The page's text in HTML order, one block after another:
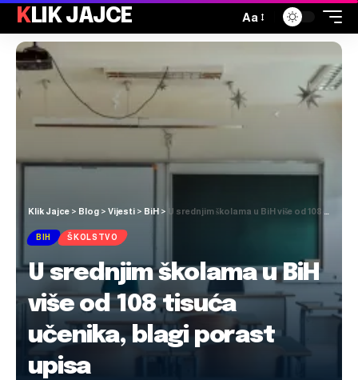
KLIK JAJCE Aa
Klik Jajce > Blog > Vijesti > BiH > U srednjim školama u BiH više od 108 tisuća učenika, blagi porast upisa
BIH ŠKOLSTVO
U srednjim školama u BiH
više od 108 tisuća
učenika, blagi porast
upisa